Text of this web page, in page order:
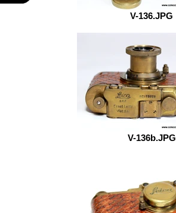
V-136.JPG
V-136b.JPG